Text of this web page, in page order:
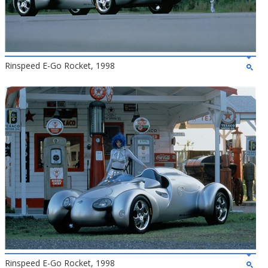
Rinspeed E-Go Rocket, 1998
Rinspeed E-Go Rocket, 1998